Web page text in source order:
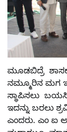
ಮೂಡಬಿದ್ರೆ
ನಮ್ಮೂರಿನ ಮಗ
ಸ್ಥಾಪಿಸಲು
ಇದನ್ನು ಬರಲು
ಎಂದರು. ಎಂ ಐ